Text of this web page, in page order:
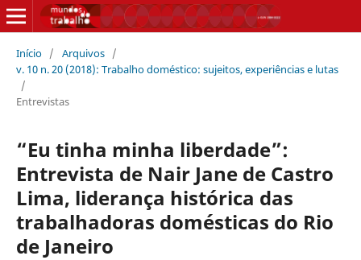
Início / Arquivos /
v. 10 n. 20 (2018): Trabalho doméstico: sujeitos, experiências e lutas
/
Entrevistas
“Eu tinha minha liberdade”:
Entrevista de Nair Jane de Castro
Lima, liderança histórica das
trabalhadoras domésticas do Rio
de Janeiro